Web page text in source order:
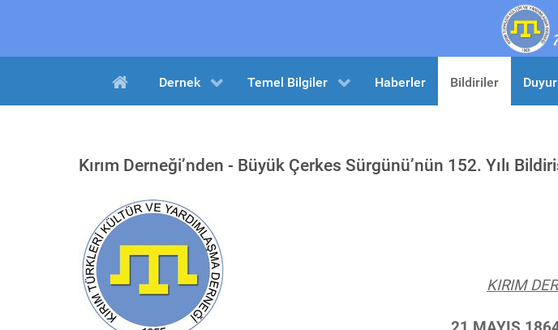
Dernek Temel Bilgiler Haberler Bildiriler
Kırım Derneği’nden - Büyük Çerkes Sürgünü’nün 152. Yılı
KIRIM